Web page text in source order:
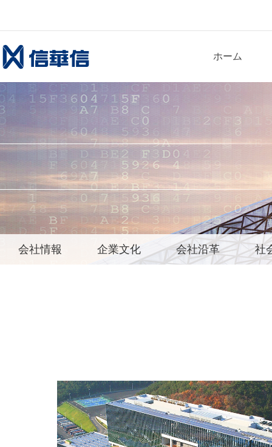
ホーム
会社情報 企業文化 会社沿革 社